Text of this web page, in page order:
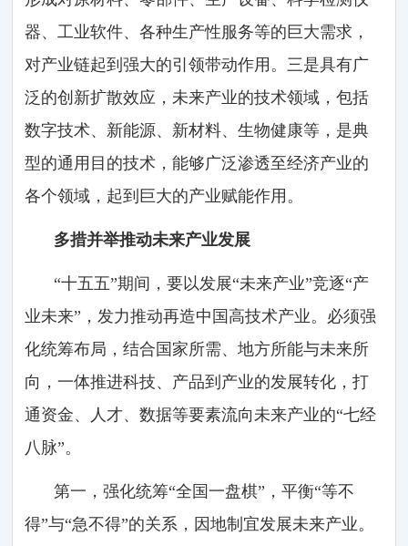
器、工业软件、各种生产性服务等的巨大需求，
对产业链起到强大的引领带动作用。三是具有广
泛的创新扩散效应，未来产业的技术领域，包括
数字技术、新能源、新材料、生物健康等，是典
型的通用目的技术，能够广泛渗透至经济产业的
各个领域，起到巨大的产业赋能作用。
多措并举推动未来产业发展
“十五五”期间，要以发展“未来产业”竞逐“产
业未来”，发力推动再造中国高技术产业。必须强
化统筹布局，结合国家所需、地方所能与未来所
向，一体推进科技、产品到产业的发展转化，打
通资金、人才、数据等要素流向未来产业的“七经
八脉”。
第一，强化统筹“全国一盘棋”，平衡“等不
得”与“急不得”的关系，因地制宜发展未来产业。